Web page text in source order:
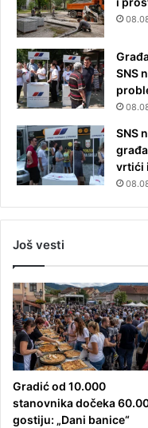
SNS
SNS
vrtići
Još vesti
Gradić od 10.000
stanovnika dočeka
gostiju: „Dani banice“